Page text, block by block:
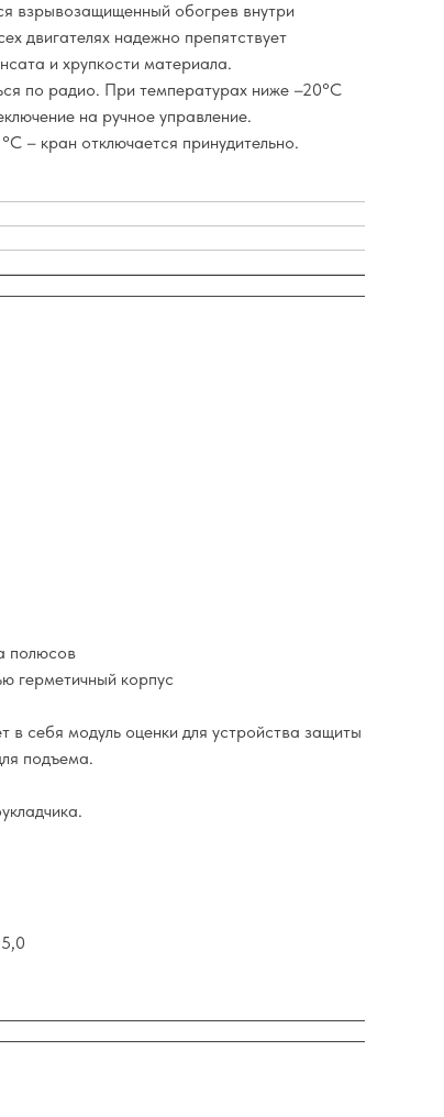
взрывозащищенный обогрев внутри
двигателях надежно препятствует
и хрупкости материала.
по радио. При температурах ниже –20°С
на ручное управление.
– кран отключается принудительно.
полюсов
герметичный корпус
себя модуль оценки для устройства защиты
подъема.